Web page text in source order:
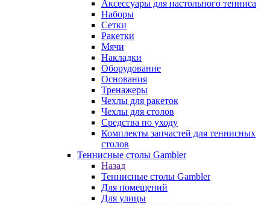
Аксессуары для настольного тенниса
Наборы
Сетки
Ракетки
Мячи
Накладки
Оборудование
Основания
Тренажеры
Чехлы для ракеток
Чехлы для столов
Средства по уходу
Комплекты запчастей для теннисных
столов
Теннисные столы Gambler
Назад
Теннисные столы Gambler
Для помещений
Для улицы